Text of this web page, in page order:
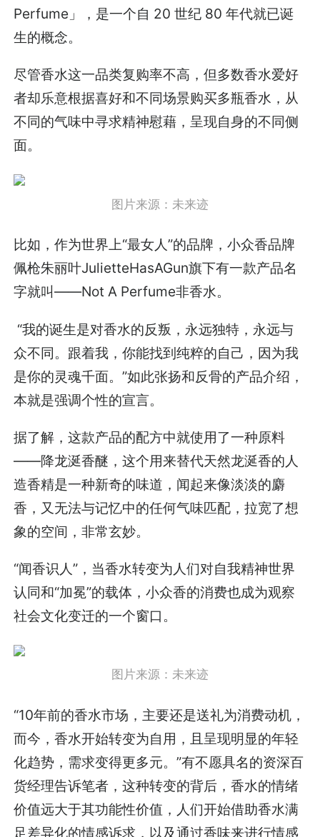
Perfume」，是一个自 20 世纪 80 年代就已诞
生的概念。
尽管香水这一品类复购率不高，但多数香水爱好
者却乐意根据喜好和不同场景购买多瓶香水，从
不同的气味中寻求精神慰藉，呈现自身的不同侧
面。
图片来源：未来迹
比如，作为世界上“最女人”的品牌，小众香品牌
佩枪朱丽叶JulietteHasAGun旗下有一款产品名
字就叫——Not A Perfume非香水。
“我的诞生是对香水的反叛，永远独特，永远与
众不同。跟着我，你能找到纯粹的自己，因为我
是你的灵魂千面。”如此张扬和反骨的产品介绍，
本就是强调个性的宣言。
据了解，这款产品的配方中就使用了一种原料
——降龙涎香醚，这个用来替代天然龙涎香的人
造香精是一种新奇的味道，闻起来像淡淡的麝
香，又无法与记忆中的任何气味匹配，拉宽了想
象的空间，非常玄妙。
“闻香识人”，当香水转变为人们对自我精神世界
认同和“加冕”的载体，小众香的消费也成为观察
社会文化变迁的一个窗口。
图片来源：未来迹
“10年前的香水市场，主要还是送礼为消费动机，
而今，香水开始转变为自用，且呈现明显的年轻
化趋势，需求变得更多元。”有不愿具名的资深百
货经理告诉笔者，这种转变的背后，香水的情绪
价值远大于其功能性价值，人们开始借助香水满
足差异化的情感诉求，以及通过香味来进行情感